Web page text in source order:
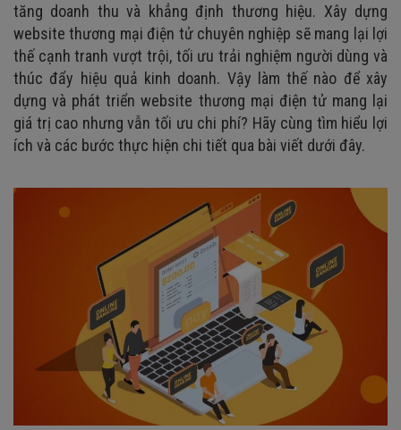
tăng doanh thu và khẳng định thương hiệu. Xây dựng
website thương mại điện tử chuyên nghiệp sẽ mang lại lợi
thế cạnh tranh vượt trội, tối ưu trải nghiệm người dùng và
thúc đẩy hiệu quả kinh doanh. Vậy làm thế nào để xây
dựng và phát triển website thương mại điện tử mang lại
giá trị cao nhưng vẫn tối ưu chi phí? Hãy cùng tìm hiểu lợi
ích và các bước thực hiện chi tiết qua bài viết dưới đây.